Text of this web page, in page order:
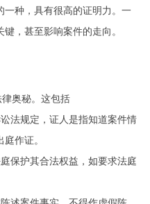
一种，具有很高的证明力。一
，甚至影响案件的走向。
律奥秘。这包括
法规定，证人是指知道案件情
作证。
保护其合法权益，如要求法庭